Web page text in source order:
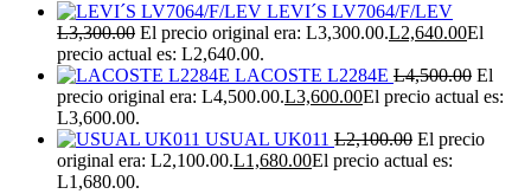
LEVI´S LV7064/F/LEV
L3,300.00 El precio original era: L3,300.00.L2,640.00El
precio actual es: L2,640.00.
LACOSTE L2284E L4,500.00 El
precio original era: L4,500.00.L3,600.00El precio actual es:
L3,600.00.
USUAL UK011 L2,100.00 El precio
original era: L2,100.00.L1,680.00El precio actual es:
L1,680.00.